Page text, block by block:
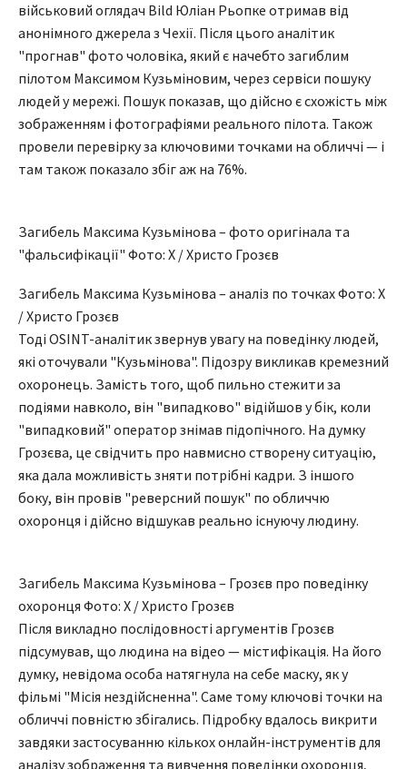
військовий оглядач Bild Юліан Рьопке отримав від
анонімного джерела з Чехії. Після цього аналітик
"прогнав" фото чоловіка, який є начебто загиблим
пілотом Максимом Кузьміновим, через сервіси пошуку
людей у мережі. Пошук показав, що дійсно є схожість між
зображенням і фотографіями реального пілота. Також
провели перевірку за ключовими точками на обличчі — і
там також показало збіг аж на 76%.
Загибель Максима Кузьмінова – фото оригінала та
"фальсифікації" Фото: X / Христо Грозєв
Загибель Максима Кузьмінова – аналіз по точках Фото: X
/ Христо Грозєв
Тоді OSINT-аналітик звернув увагу на поведінку людей,
які оточували "Кузьмінова". Підозру викликав кремезний
охоронець. Замість того, щоб пильно стежити за
подіями навколо, він "випадково" відійшов у бік, коли
"випадковий" оператор знімав підопічного. На думку
Грозєва, це свідчить про навмисно створену ситуацію,
яка дала можливість зняти потрібні кадри. З іншого
боку, він провів "реверсний пошук" по обличчю
охоронця і дійсно відшукав реально існуючу людину.
Загибель Максима Кузьмінова – Грозєв про поведінку
охоронця Фото: X / Христо Грозєв
Після викладно послідовності аргументів Грозєв
підсумував, що людина на відео — містифікація. На його
думку, невідома особа натягнула на себе маску, як у
фільмі "Місія нездійсненна". Саме тому ключові точки на
обличчі повністю збігались. Підробку вдалось викрити
завдяки застосуванню кількох онлайн-інструментів для
аналізу зображення та вивчення поведінки охоронця,